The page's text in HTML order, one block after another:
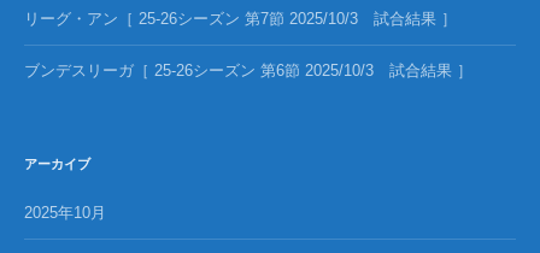
リーグ・アン［ 25-26シーズン 第7節 2025/10/3 試合結果 ］
ブンデスリーガ［ 25-26シーズン 第6節 2025/10/3 試合結果 ］
アーカイブ
2025年10月